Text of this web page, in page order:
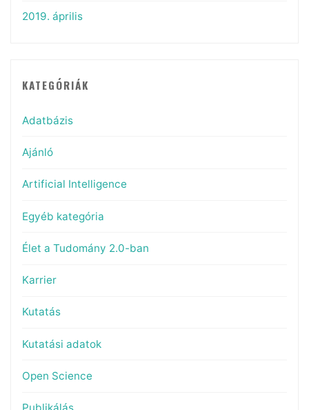
2019. április
KATEGÓRIÁK
Adatbázis
Ajánló
Artificial Intelligence
Egyéb kategória
Élet a Tudomány 2.0-ban
Karrier
Kutatás
Kutatási adatok
Open Science